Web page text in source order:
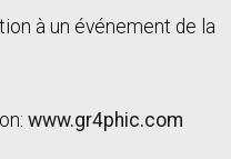
à un événement de la
www.gr4phic.com